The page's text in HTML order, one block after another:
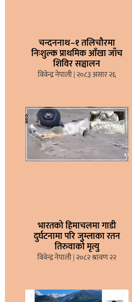
चन्दननाथ–१ तलिचौरमा
निःशुल्क प्राथमिक आँखा जाँच
शिविर सञ्चालन
विवेन्द्र नेपाली २०८३ असार २६
भारतको हिमाचलमा गाडी
दुर्घटनामा परि जुम्लाका रतन
तिरुवाको मृत्यु
विवेन्द्र नेपाली २०८२ श्रावण २२